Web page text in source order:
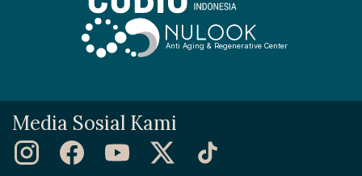
Anti Aging & Regenerative Center
Media Sosial Kami